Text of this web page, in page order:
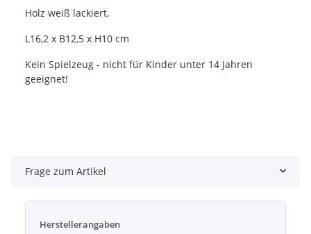
Holz weiß lackiert,
L16,2 x B12,5 x H10 cm
Kein Spielzeug - nicht für Kinder unter 14 Jahren
geeignet!
Frage zum Artikel
Herstellerangaben